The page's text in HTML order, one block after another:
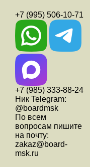
+7 (995) 506-10-71
+7 (985) 333-88-24
Ник Telegram:
@boardmsk
По всем
вопросам пишите
на почту:
zakaz@board-
msk.ru